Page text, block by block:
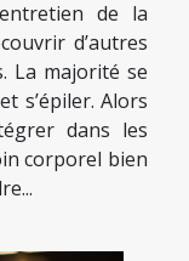
de la
d’autres
La majorité se
s’épiler. Alors
dans les
corporel bien